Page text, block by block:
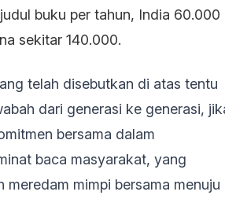
buku per tahun, India 60.000
sekitar 140.000.
telah disebutkan di atas tentu
dari generasi ke generasi,
bersama dalam
baca masyarakat, yang
meredam mimpi bersama menuju